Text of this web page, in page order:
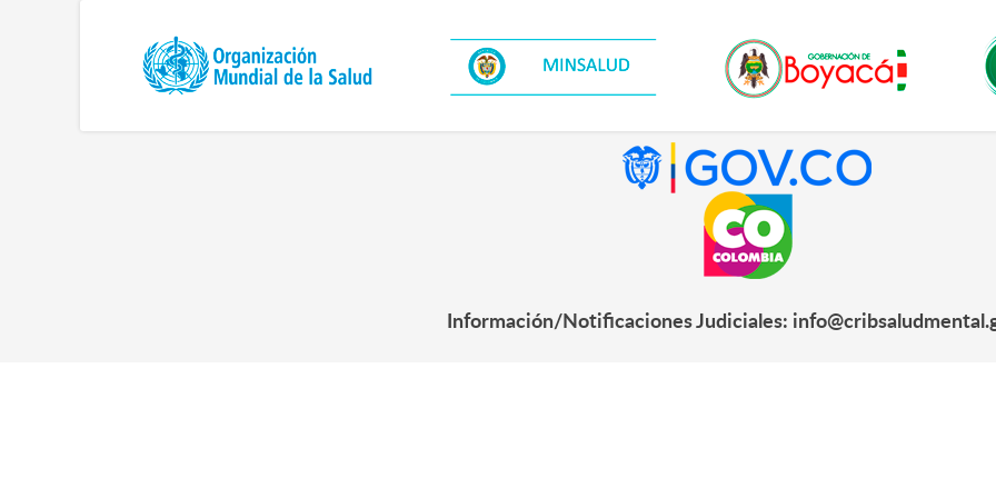
Información/Notificaciones Judiciales: